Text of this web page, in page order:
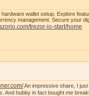
wallet setup. Explore
management. Secure your
trezor-io-start/home
An impressive share, I
And hubby in fact bought me